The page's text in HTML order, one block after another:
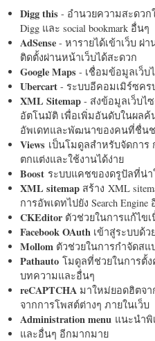
Digg this - อำนวยความสะดวก
Digg และ social bookmark อื่นๆ
AdSense - หารายได้เข้าเว็บ ผ่า
ติดตั้งผ่านหน้าเว็บได้สะดวก
Google Maps - เชื่อมข้อมูลเว็บ
Ubercart - ระบบอีคอมเมิร์ซคร
XML Sitemap - ส่งข้อมูลเว็บไซ
อัตโนมัติ เพื่อเพิ่มอันดับในผล
อัพเดทและพัฒนาของคนที่ชื่น
Views เป็นโมดูลสำหรับจัดการ
ตกแต่งและใช้งานได้ง่าย
Boost ระบบแคชของดรูปัลที่น่
XML sitemap สร้าง XML
การอัพเดทไปยัง Search Engine
CKEditorตัวช่วยในการแก้ไข
Facebook OAuth เข้าสู่ระบบด้วย
Mollom ตัวช่วยในการกำจัดสแ
Pathauto โมดูลที่ช่วยในการตั้
บทความและอื่นๆ
reCAPTCHA มาใหม่ยอดฮิตจา
จากการโพสต์ต่างๆ ภายในเว็บ
Administration menu แนะนำ
และอื่นๆ อีกมากมาย